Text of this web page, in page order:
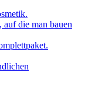
die man bauen